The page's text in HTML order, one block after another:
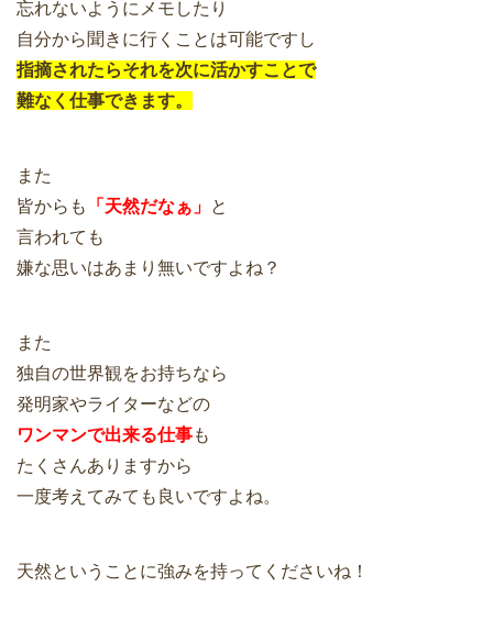
忘れないようにメモしたり
自分から聞きに行くことは可能ですし
指摘されたらそれを次に活かすことで
難なく仕事できます。
また
皆からも
「天然だなぁ」 と
言われても
嫌な思いはあまり無いですよね？
また
独自の世界観をお持ちなら
発明家やライターなどの
ワンマンで出来る仕事も
たくさんありますから
一度考えてみても良いですよね。
天然ということに強みを持ってくださいね！